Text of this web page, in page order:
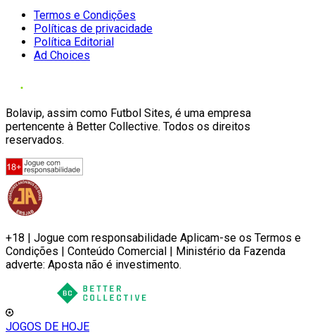
Termos e Condições
Políticas de privacidade
Política Editorial
Ad Choices
Bolavip, assim como Futbol Sites, é uma empresa
pertencente à Better Collective. Todos os direitos
reservados.
+18 | Jogue com responsabilidade Aplicam-se os Termos e
Condições | Conteúdo Comercial | Ministério da Fazenda
adverte: Aposta não é investimento.
JOGOS DE HOJE